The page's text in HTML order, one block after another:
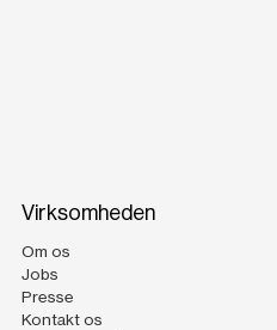
Virksomheden
Om os
Jobs
Presse
Kontakt os